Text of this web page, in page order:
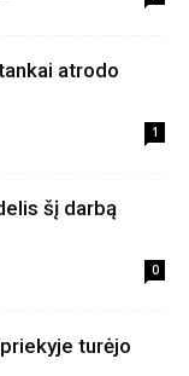
atrodo
1
šį darbą
0
turėjo